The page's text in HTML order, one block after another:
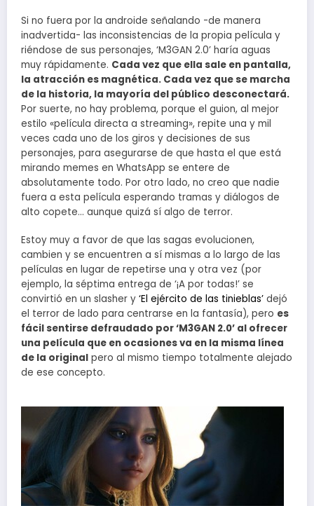
Si no fuera por la androide señalando -de manera
inadvertida- las inconsistencias de la propia película y
riéndose de sus personajes, ‘M3GAN 2.0’ haría aguas
muy rápidamente. Cada vez que ella sale en pantalla,
la atracción es magnética. Cada vez que se marcha
de la historia, la mayoría del público desconectará.
Por suerte, no hay problema, porque el guion, al mejor
estilo «película directa a streaming», repite una y mil
veces cada uno de los giros y decisiones de sus
personajes, para asegurarse de que hasta el que está
mirando memes en WhatsApp se entere de
absolutamente todo. Por otro lado, no creo que nadie
fuera a esta película esperando tramas y diálogos de
alto copete… aunque quizá sí algo de terror.
Estoy muy a favor de que las sagas evolucionen,
cambien y se encuentren a sí mismas a lo largo de las
películas en lugar de repetirse una y otra vez (por
ejemplo, la séptima entrega de ‘¡A por todas!’ se
convirtió en un slasher y ‘El ejército de las tinieblas’ dejó
el terror de lado para centrarse en la fantasía), pero es
fácil sentirse defraudado por ‘M3GAN 2.0’ al ofrecer
una película que en ocasiones va en la misma línea
de la original pero al mismo tiempo totalmente alejado
de ese concepto.